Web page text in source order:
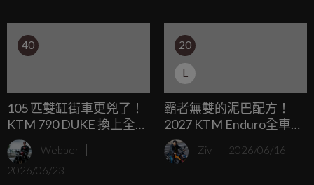
40
105 匹雙缸街車更兇了！
KTM 790 DUKE 換上全新
家族臉孔、減重2公斤
Webber
2026/06/23
20
L
霸者無雙的泥巴配方！
2027 KTM Enduro全車系
剽悍登場，7款二/四行程
越野悍將海外發表
Ziv 2026/06/16